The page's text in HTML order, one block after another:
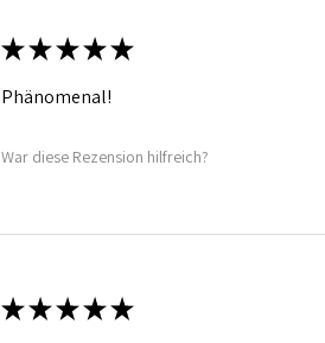
★★★★★
Phänomenal!
War diese Rezension hilfreich?
★★★★★